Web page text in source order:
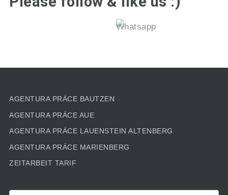
AGENTURA PRÁCE BAUTZEN
AGENTURA PRÁCE AUE
AGENTURA PRÁCE LAUENSTEIN ALTENBERG
AGENTURA PRÁCE MARIENBERG
ZEITARBEIT TARIF